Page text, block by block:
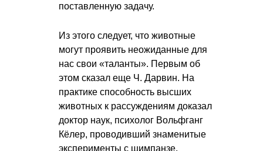
поставленную задачу.
Из этого следует, что животные
могут проявить неожиданные для
нас свои «таланты». Первым об
этом сказал еще Ч. Дарвин. На
практике способность высших
животных к рассуждениям доказал
доктор наук, психолог Вольфганг
Кёлер, проводивший знаменитые
эксперименты с шимпанзе.